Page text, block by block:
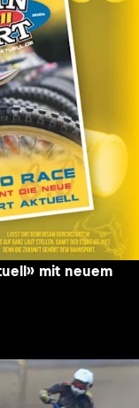
mit neuem